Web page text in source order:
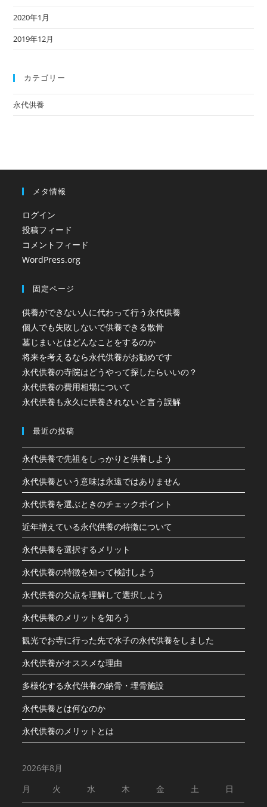
2020年1月
2019年12月
カテゴリー
永代供養
メタ情報
ログイン
投稿フィード
コメントフィード
WordPress.org
固定ページ
供養ができない人に代わって行う永代供養
個人でも失敗しないで供養できる散骨
墓じまいとはどんなことをするのか
将来を考えるなら永代供養がお勧めです
永代供養の寺院はどうやって探したらいいの？
永代供養の費用相場について
永代供養も永久に供養されないと言う誤解
最近の投稿
永代供養で先祖をしっかりと供養しよう
永代供養という意味は永遠ではありません
永代供養を選ぶときのチェックポイント
近年増えている永代供養の特徴について
永代供養を選択するメリット
永代供養の特徴を知って検討しよう
永代供養の欠点を理解して選択しよう
永代供養のメリットを知ろう
観光でお寺に行った先で水子の永代供養をしました
永代供養がオススメな理由
多様化する永代供養の納骨・埋骨施設
永代供養とは何なのか
永代供養のメリットとは
2026年8月
月
火 水 木 金 土 日